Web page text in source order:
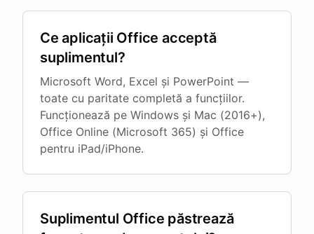
Ce aplicații Office acceptă
suplimentul?
Microsoft Word, Excel și PowerPoint —
toate cu paritate completă a funcțiilor.
Funcționează pe Windows și Mac (2016+),
Office Online (Microsoft 365) și Office
pentru iPad/iPhone.
Suplimentul Office păstrează